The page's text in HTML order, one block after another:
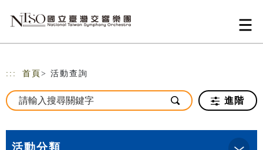
::: 首頁 > 活動查詢
進階
活動分類